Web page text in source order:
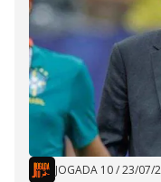
JOGADA 10/23/07/